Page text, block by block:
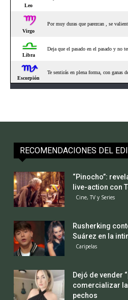
RECOMENDACIONES DEL
“Pinocho”:
live-action con
Cine, TV y Series
Rusherking
Suárez en la
Caripelas
Dejó de vender
comercializar
pechos